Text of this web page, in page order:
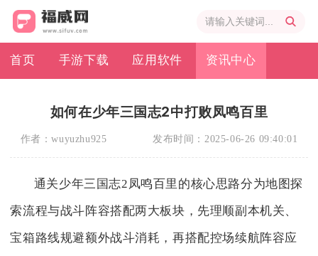
首页 手游下载 应用软件 资讯中心
如何在少年三国志2中打败凤鸣百里
作者：wuyuzhu925 发布时间： 2025-06-26 09:40:01
通关少年三国志2凤鸣百里的核心思路分为地图探
索流程与战斗阵容搭配两大板块，先理顺副本机关、
宝箱路线规避额外战斗消耗，再搭配控场续航阵容应